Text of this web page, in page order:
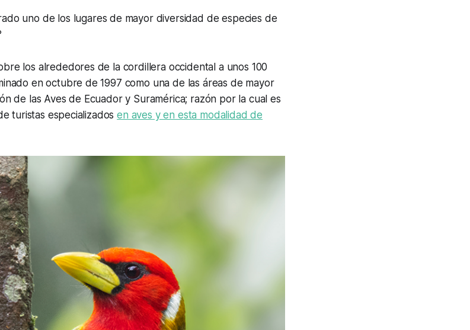
uno de los lugares de mayor diversidad de especies de
los alrededores de la cordillera occidental a unos 100
en octubre de 1997 como una de las áreas de mayor
de las Aves de Ecuador y Suramérica; razón por la cual es
turistas especializadosen aves y en esta modalidad de